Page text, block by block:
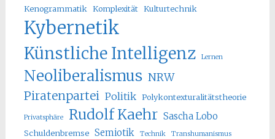
Kenogrammatik Komplexität Kulturtechnik
Kybernetik
Künstliche Intelligenz Lernen
Neoliberalismus NRW
Piratenpartei Politik Polykontexturalitätstheorie
Privatsphäre Rudolf Kaehr Sascha Lobo
Schuldenbremse Semiotik Technik
Transhumanismus